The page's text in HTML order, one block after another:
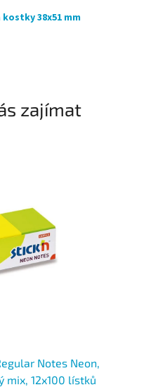
38x51 mm
zajímat
Notes Neon,
mix, 12x100 lístků